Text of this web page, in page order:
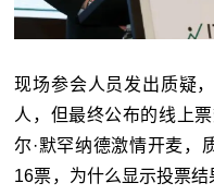
现场参会人员发出质疑
人，但最终公布的线上
尔·默罕纳德激情开麦，
16票，为什么显示投票